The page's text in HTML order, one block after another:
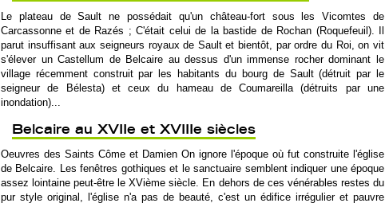
Le plateau de Sault ne possédait qu'un château-fort sous les Vicomtes de
Carcassonne et de Razés ; C'était celui de la bastide de Rochan (Roquefeuil). Il
parut insuffisant aux seigneurs royaux de Sault et bientôt, par ordre du Roi, on vit
s'élever un Castellum de Belcaire au dessus d'un immense rocher dominant le
village récemment construit par les habitants du bourg de Sault (détruit par le
seigneur de Bélesta) et ceux du hameau de Coumareilla (détruits par une
inondation)...
Belcaire au XVIIe et XVIIIe siècles
Oeuvres des Saints Côme et Damien On ignore l'époque où fut construite l'église
de Belcaire. Les fenêtres gothiques et le sanctuaire semblent indiquer une époque
assez lointaine peut-être le XVième siècle. En dehors de ces vénérables restes du
pur style original, l'église n'a pas de beauté, c'est un édifice irrégulier et pauvre